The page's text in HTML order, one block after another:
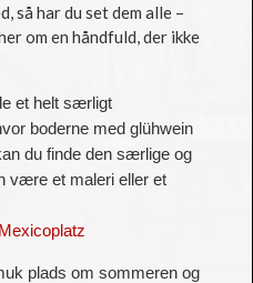
så har du set dem alle –
om en håndfuld, der ikke
et helt særligt
boderne med glühwein
du finde den særlige og
være et maleri eller et
plads om sommeren og